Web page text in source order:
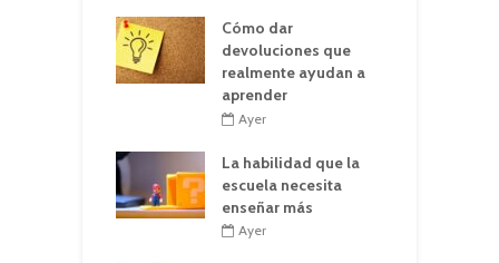
Cómo dar
devoluciones que
realmente ayudan a
aprender
Ayer
La habilidad que la
escuela necesita
enseñar más
Ayer